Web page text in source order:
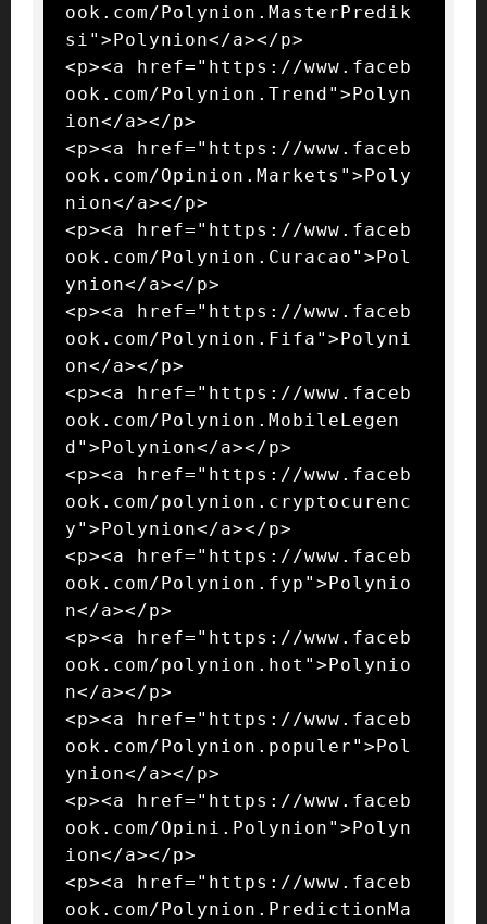
ook.com/Polynion.MasterPredik
si">Polynion</a></p>
<p><a href="https://www.faceb
ook.com/Polynion.Trend">Polyn
ion</a></p>
<p><a href="https://www.faceb
ook.com/Opinion.Markets">Poly
nion</a></p>
<p><a href="https://www.faceb
ook.com/Polynion.Curacao">Pol
ynion</a></p>
<p><a href="https://www.faceb
ook.com/Polynion.Fifa">Polyni
on</a></p>
<p><a href="https://www.faceb
ook.com/Polynion.MobileLegen
d">Polynion</a></p>
<p><a href="https://www.faceb
ook.com/polynion.cryptocurenc
y">Polynion</a></p>
<p><a href="https://www.faceb
ook.com/Polynion.fyp">Polynio
n</a></p>
<p><a href="https://www.faceb
ook.com/polynion.hot">Polynio
n</a></p>
<p><a href="https://www.faceb
ook.com/Polynion.populer">Pol
ynion</a></p>
<p><a href="https://www.faceb
ook.com/Opini.Polynion">Polyn
ion</a></p>
<p><a href="https://www.faceb
ook.com/Polynion.PredictionMa